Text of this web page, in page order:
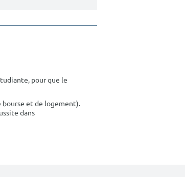
pour que le
bourse et de logement).
dans